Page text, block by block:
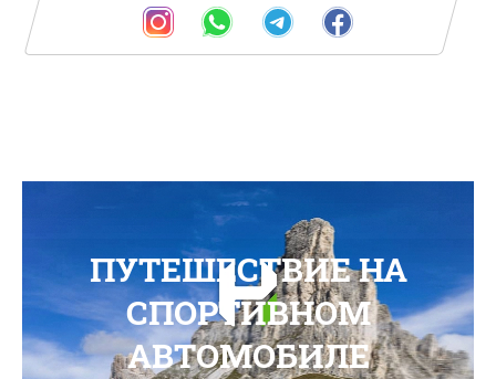
ПУТЕШЕСТВИЕ НА
СПОРТИВНОМ
АВТОМОБИЛЕ